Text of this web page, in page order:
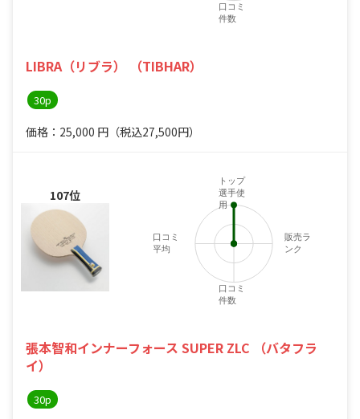
LIBRA（リブラ） （TIBHAR）
30p
価格：25,000 円 （税込27,500円）
口コミ
件数
107位
張本智和インナーフォース SUPER ZLC （バタフラ
イ）
30p
トップ
選手使
用
販売ラ
ンク
口コミ
件数
口コミ
平均